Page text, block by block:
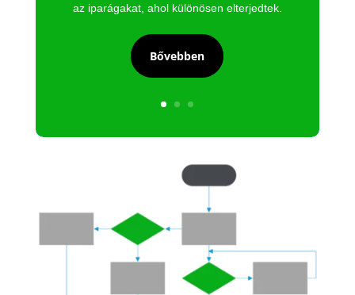
az iparágakat, ahol különösen elterjedtek.
Bővebben